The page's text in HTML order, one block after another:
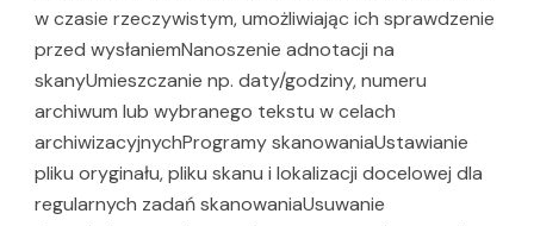
w czasie rzeczywistym, umożliwiając ich sprawdzenie
przed wysłaniemNanoszenie adnotacji na
skanyUmieszczanie np. daty/godziny, numeru
archiwum lub wybranego tekstu w celach
archiwizacyjnychProgramy skanowaniaUstawianie
pliku oryginału, pliku skanu i lokalizacji docelowej dla
regularnych zadań skanowaniaUsuwanie